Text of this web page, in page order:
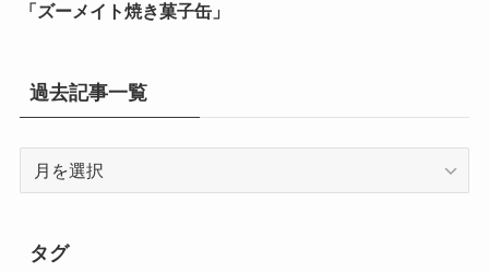
「ズーメイト焼き菓子缶」
過去記事一覧
一
タグ